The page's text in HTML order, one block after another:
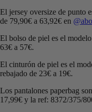
El jersey oversize de punto
de 79,90€ a 63,92€ en
El bolso de piel es el
63€ a 57€.
El cinturón de piel es el
rebajado de 23€ a 19€.
Los pantalones paperbag
17,99€ y la ref: 8372/375/